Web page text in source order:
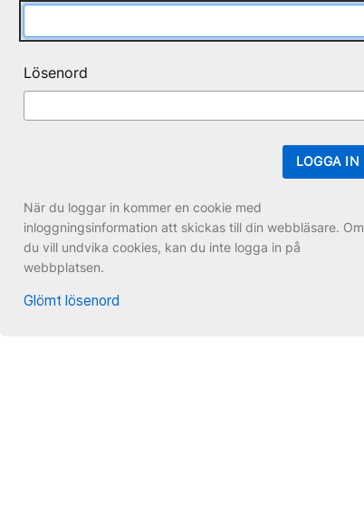
Lösenord
LOGGA IN
När du loggar in kommer en cookie med
inloggningsinformation att skickas till din webbläsare. Om
du vill undvika cookies, kan du inte logga in på
webbplatsen.
Glömt lösenord